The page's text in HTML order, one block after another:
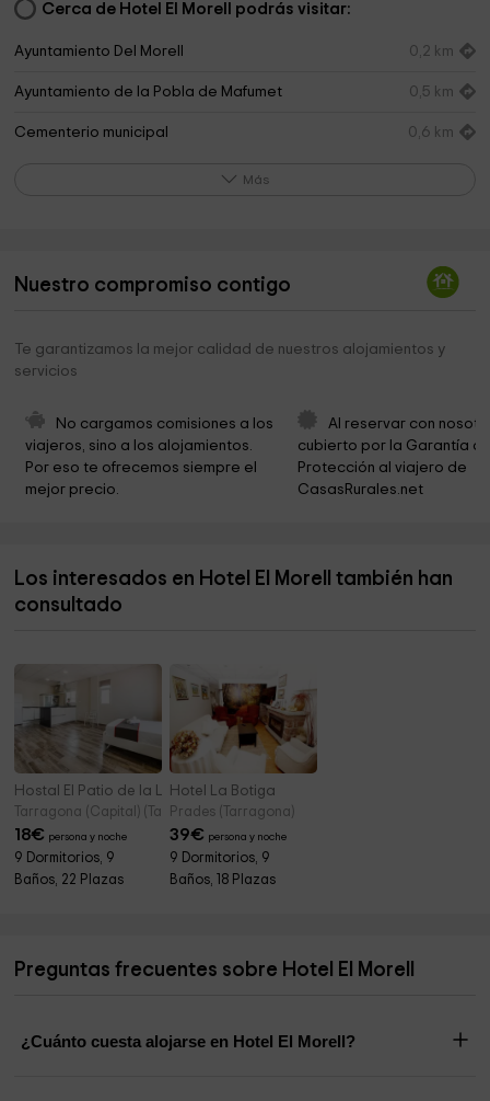
Cerca de Hotel El Morell podrás visitar:
Ayuntamiento Del Morell 0,2 km
Ayuntamiento de la Pobla de Mafumet 0,5 km
Cementerio municipal 0,6 km
Ayuntamiento De Vilallonga Del Camp 2,3 km
Cementerio de Puigdelfí
Cementerio municipal
Granja dels Frares
Ayuntamiento del Rourell 3,6 km
Iglesia de Sant Pere 3,8 km
Más
Nuestro compromiso contigo
Te garantizamos la mejor calidad de nuestros alojamientos y
servicios
No cargamos comisiones a los
viajeros, sino a los alojamientos.
Por eso te ofrecemos siempre el
mejor precio.
Al reservar con
cubierto por la Garantía
Protección al viajero de
CasasRurales.net
Los interesados en Hotel El Morell también han
consultado
Hostal El Patio de la Luna by Vivere Stays
Tarragona (Capital) (Tarragona)
18€ persona y noche
9 Dormitorios, 9
Baños, 22 Plazas
Hotel La Botiga
Prades (Tarragona)
39€ persona y noche
9 Dormitorios, 9
Baños, 18 Plazas
Preguntas frecuentes sobre Hotel El Morell
¿Cuánto cuesta alojarse en Hotel El Morell?